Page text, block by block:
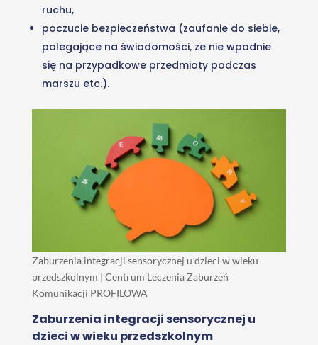
ruchu,
poczucie bezpieczeństwa (zaufanie do siebie,
polegające na świadomości, że nie wpadnie
się na przypadkowe przedmioty podczas
marszu etc.).
Zaburzenia integracji sensorycznej u dzieci w wieku
przedszkolnym | Centrum Leczenia Zaburzeń
Komunikacji PROFILOWA
Zaburzenia integracji sensorycznej u
dzieci w wieku przedszkolnym